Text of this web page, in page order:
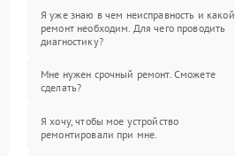
Я уже знаю в чем неисправность и какой
ремонт необходим. Для чего проводить
диагностику?
Мне нужен срочный ремонт. Сможете
сделать?
Я хочу, чтобы мое устройство
ремонтировали при мне.